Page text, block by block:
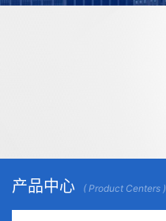
产品中心 ( Product Centers )